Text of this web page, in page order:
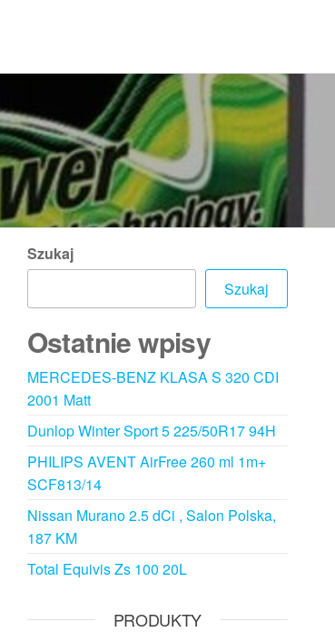
Szukaj
Szukaj
Ostatnie wpisy
MERCEDES-BENZ KLASA S 320 CDI
2001 Matt
Dunlop Winter Sport 5 225/50R17 94H
PHILIPS AVENT AirFree 260 ml 1m+
SCF813/14
Nissan Murano 2.5 dCi , Salon Polska,
187 KM
Total Equivis Zs 100 20L
PRODUKTY